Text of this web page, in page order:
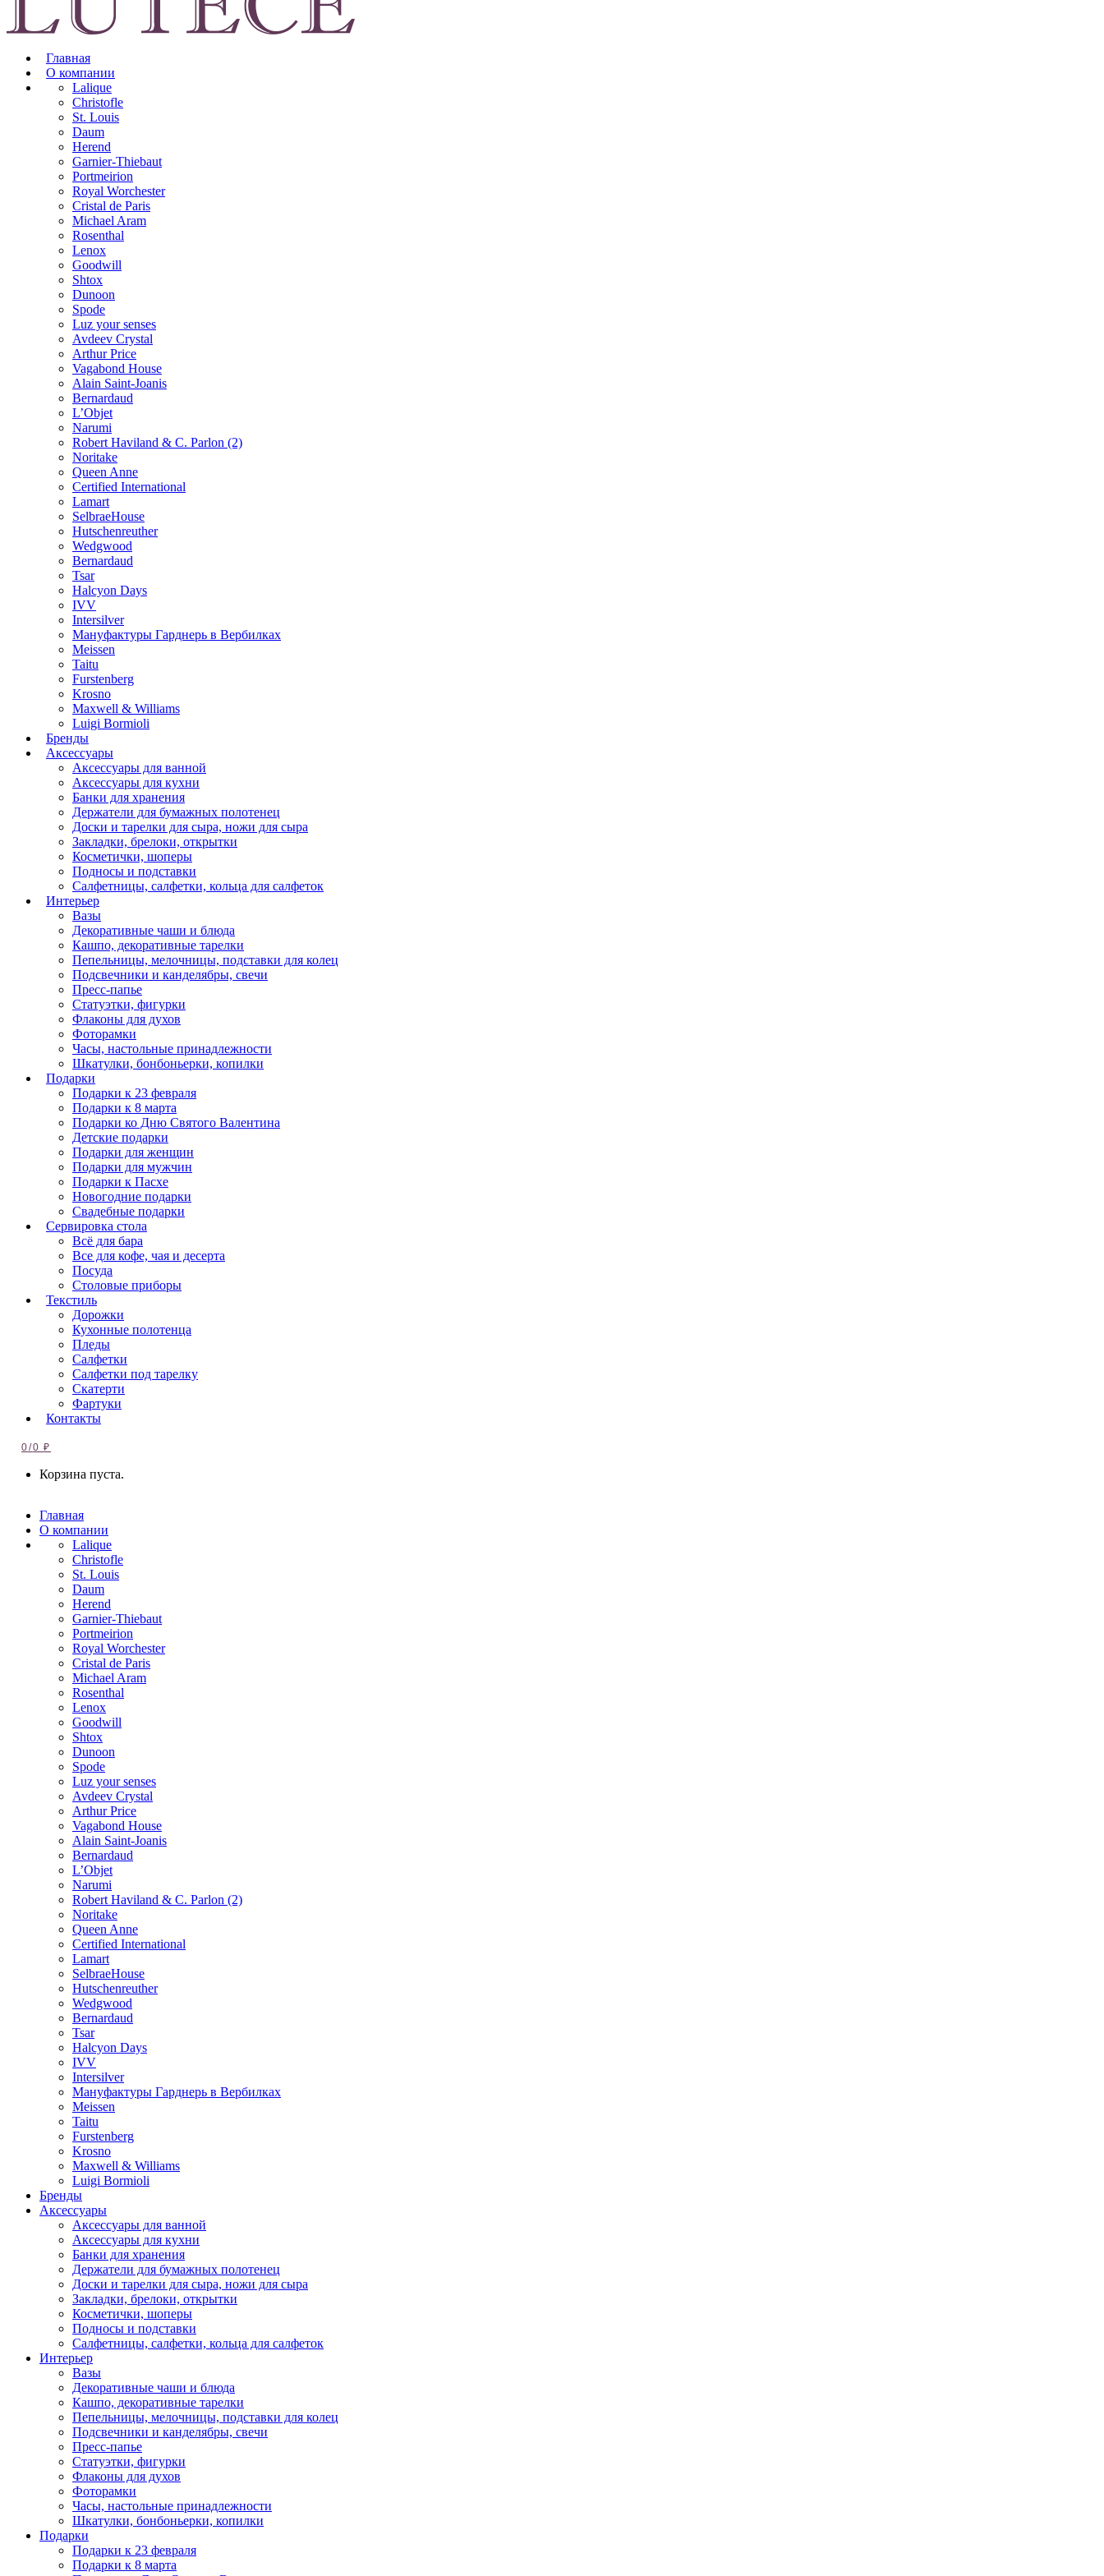
Главная
О компании
Lalique
Christofle
St. Louis
Daum
Herend
Garnier-Thiebaut
Portmeirion
Royal Worchester
Cristal de Paris
Michael Aram
Rosenthal
Lenox
Goodwill
Shtox
Dunoon
Spode
Luz your senses
Avdeev Crystal
Arthur Price
Vagabond House
Alain Saint-Joanis
Bernardaud
L’Objet
Narumi
Robert Haviland & C. Parlon (2)
Noritakе
Queen Anne
Certified International
Lamart
SelbraeHouse
Hutschenreuther
Wedgwood
Bernardaud
Tsar
Halcyon Days
IVV
Intersilver
Мануфактуры Гарднерь в Вербилках
Meissen
Taitu
Furstenberg
Krosno
Maxwell & Williams
Luigi Bormioli
Бренды
Аксессуары
Аксессуары для ванной
Аксессуары для кухни
Банки для хранения
Держатели для бумажных полотенец
Доски и тарелки для сыра, ножи для сыра
Закладки, брелоки, открытки
Косметички, шоперы
Подносы и подставки
Салфетницы, салфетки, кольца для салфеток
Интерьер
Вазы
Декоративные чаши и блюда
Кашпо, декоративные тарелки
Пепельницы, мелочницы, подставки для колец
Подсвечники и канделябры, свечи
Пресс-папье
Статуэтки, фигурки
Флаконы для духов
Фоторамки
Часы, настольные принадлежности
Шкатулки, бонбоньерки, копилки
Подарки
Подарки к 23 февраля
Подарки к 8 марта
Подарки ко Дню Святого Валентина
Детские подарки
Подарки для женщин
Подарки для мужчин
Подарки к Пасхе
Новогодние подарки
Свадебные подарки
Сервировка стола
Всё для бара
Все для кофе, чая и десерта
Посуда
Столовые приборы
Текстиль
Дорожки
Кухонные полотенца
Пледы
Салфетки
Салфетки под тарелку
Скатерти
Фартуки
Контакты
0/0₽
Корзина пуста.
Главная
О компании
Lalique
Christofle
St. Louis
Daum
Herend
Garnier-Thiebaut
Portmeirion
Royal Worchester
Cristal de Paris
Michael Aram
Rosenthal
Lenox
Goodwill
Shtox
Dunoon
Spode
Luz your senses
Avdeev Crystal
Arthur Price
Vagabond House
Alain Saint-Joanis
Bernardaud
L’Objet
Narumi
Robert Haviland & C. Parlon (2)
Noritakе
Queen Anne
Certified International
Lamart
SelbraeHouse
Hutschenreuther
Wedgwood
Bernardaud
Tsar
Halcyon Days
IVV
Intersilver
Мануфактуры Гарднерь в Вербилках
Meissen
Taitu
Furstenberg
Krosno
Maxwell & Williams
Luigi Bormioli
Бренды
Аксессуары
Аксессуары для ванной
Аксессуары для кухни
Банки для хранения
Держатели для бумажных полотенец
Доски и тарелки для сыра, ножи для сыра
Закладки, брелоки, открытки
Косметички, шоперы
Подносы и подставки
Салфетницы, салфетки, кольца для салфеток
Интерьер
Вазы
Декоративные чаши и блюда
Кашпо, декоративные тарелки
Пепельницы, мелочницы, подставки для колец
Подсвечники и канделябры, свечи
Пресс-папье
Статуэтки, фигурки
Флаконы для духов
Фоторамки
Часы, настольные принадлежности
Шкатулки, бонбоньерки, копилки
Подарки
Подарки к 23 февраля
Подарки к 8 марта